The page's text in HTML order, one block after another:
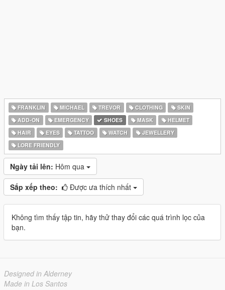
FRANKLIN MICHAEL TREVOR CLOTHING
SKIN
ADD-ON
EMERGENCY SHOES MASK
HELMET
HAIR
EYES TATTOO WATCH
JEWELLERY
LORE FRIENDLY
Ngày tải lên: Hôm qua
Sắp xếp theo: Được ưa thích nhất
Không tìm thấy tập tin, hãy thử thay đổi các quá trình lọc của
bạn.
Designed in Alderney
Made in Los Santos